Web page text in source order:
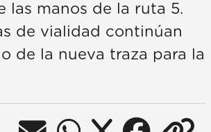
las manos de la ruta 5.
de vialidad continúan
de la nueva traza para la